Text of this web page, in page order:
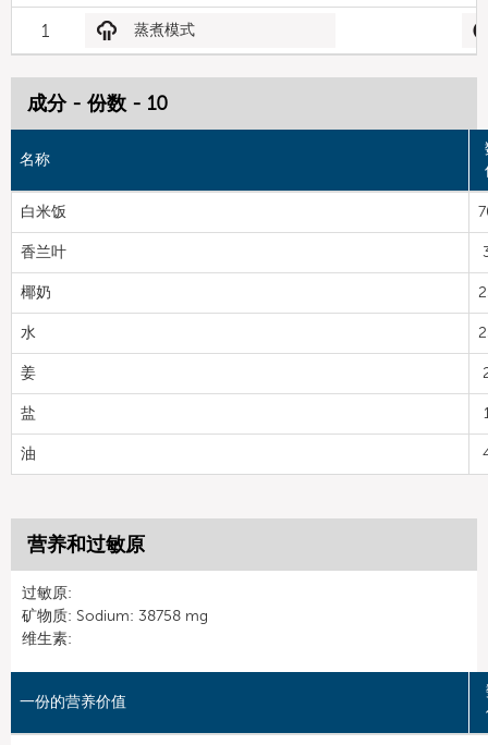
1 蒸煮模式
成分 - 份数 - 10
名称
白米饭
香兰叶
椰奶
水
姜
盐
油
营养和过敏原
过敏原:
矿物质: Sodium: 38758 mg
维生素:
一份的营养价值